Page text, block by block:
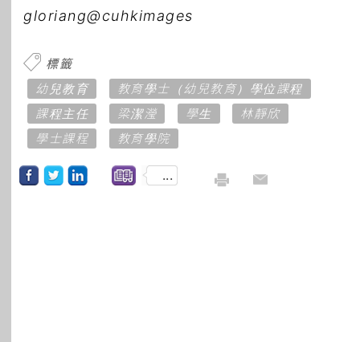
gloriang@cuhkimages
標籤
幼兒教育
教育學士（幼兒教育）學位課程
課程主任
梁潔瀅 學生
林靜欣
學士課程
教育學院
...